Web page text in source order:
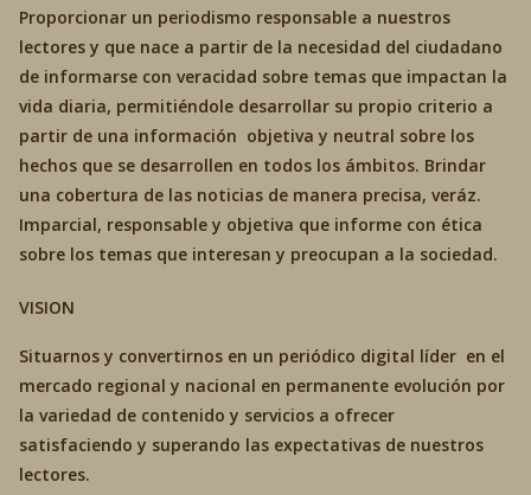
Proporcionar un periodismo responsable a nuestros
lectores y que nace a partir de la necesidad del ciudadano
de informarse con veracidad sobre temas que impactan la
vida diaria, permitiéndole desarrollar su propio criterio a
partir de una información objetiva y neutral sobre los
hechos que se desarrollen en todos los ámbitos. Brindar
una cobertura de las noticias de manera precisa, veráz.
Imparcial, responsable y objetiva que informe con ética
sobre los temas que interesan y preocupan a la sociedad.
VISION
Situarnos y convertirnos en un periódico digital líder en el
mercado regional y nacional en permanente evolución por
la variedad de contenido y servicios a ofrecer
satisfaciendo y superando las expectativas de nuestros
lectores.